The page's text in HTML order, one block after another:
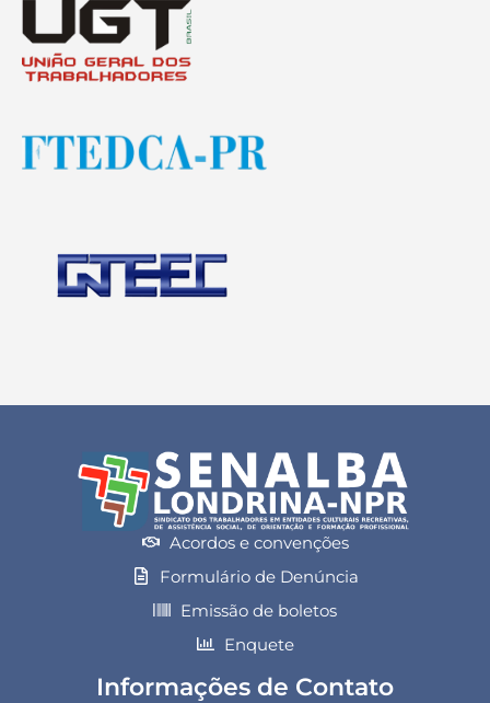
Acordos e convenções
Formulário de Denúncia
Emissão de boletos
Enquete
Informações de Contato